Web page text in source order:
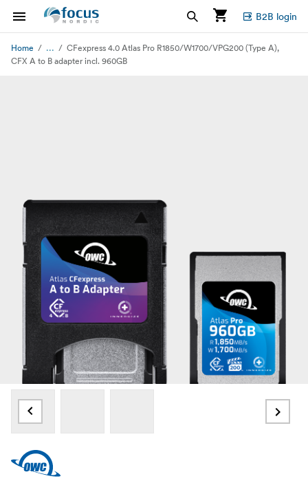
B2B login
Home ...
CFexpress 4.0 Atlas Pro R1850/W1700/VPG200 (Type A),
CFX A to B adapter incl. 960GB